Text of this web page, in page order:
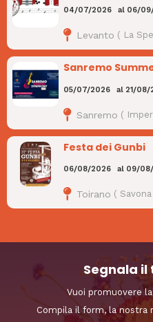
04/07/2026 al 06/
Levanto ( La
Sanremo
05/07/2026 al 21/08/
Sanremo (
Festa dei Gunbi
06/08/2026 al 09/
Toirano ( Savona
Segnala il
Vuoi promuovere
Compila il form, la nostra